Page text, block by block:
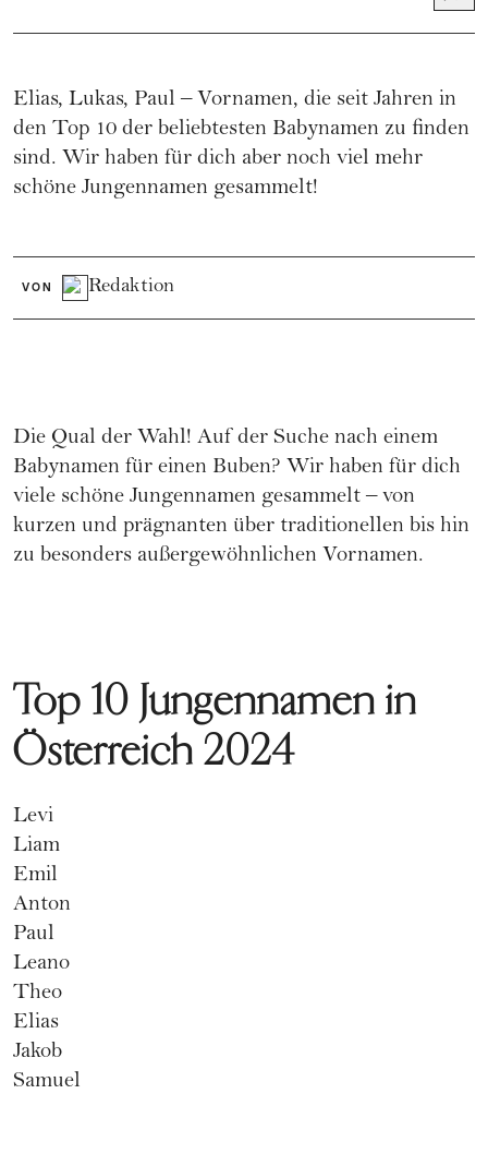
Elias, Lukas, Paul – Vornamen, die seit Jahren in
den Top 10 der beliebtesten Babynamen zu finden
sind. Wir haben für dich aber noch viel mehr
schöne Jungennamen gesammelt!
VON Redaktion
Die Qual der Wahl! Auf der Suche nach einem
Babynamen für einen Buben? Wir haben für dich
viele schöne Jungennamen gesammelt – von
kurzen und prägnanten über traditionellen bis hin
zu besonders außergewöhnlichen Vornamen.
Top 10 Jungennamen in
Österreich 2024
Levi
Liam
Emil
Anton
Paul
Leano
Theo
Elias
Jakob
Samuel